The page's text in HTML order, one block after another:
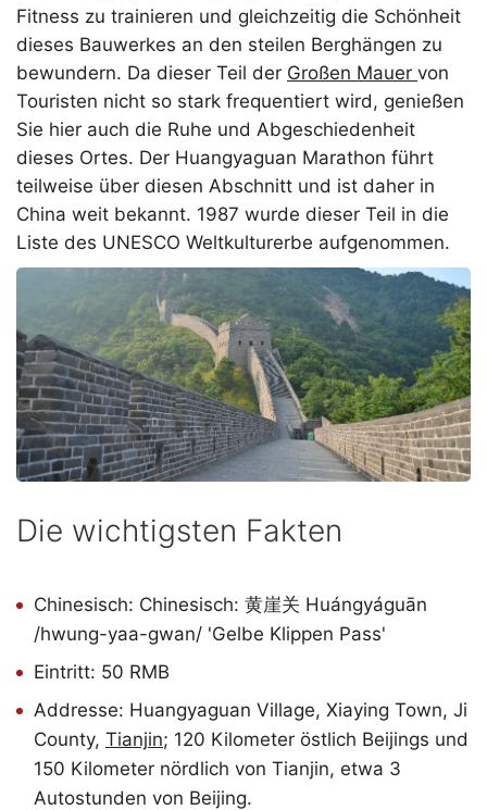
Fitness zu trainieren und gleichzeitig die Schönheit
dieses Bauwerkes an den steilen Berghängen zu
bewundern. Da dieser Teil der Großen Mauer von
Touristen nicht so stark frequentiert wird, genießen
Sie hier auch die Ruhe und Abgeschiedenheit
dieses Ortes. Der Huangyaguan Marathon führt
teilweise über diesen Abschnitt und ist daher in
China weit bekannt. 1987 wurde dieser Teil in die
Liste des UNESCO Weltkulturerbe aufgenommen.
Die wichtigsten Fakten
Chinesisch: Chinesisch: 黄崖关 Huángyáguān
/hwung-yaa-gwan/ 'Gelbe Klippen Pass'
Eintritt: 50 RMB
Addresse: Huangyaguan Village, Xiaying Town, Ji
County, Tianjin; 120 Kilometer östlich Beijings und
150 Kilometer nördlich von Tianjin, etwa 3
Autostunden von Beijing.